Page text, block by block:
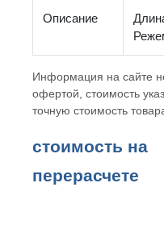
Описание
Информация на сайте
офертой, стоимость
точную стоимость
cтоимость на
перерасчете